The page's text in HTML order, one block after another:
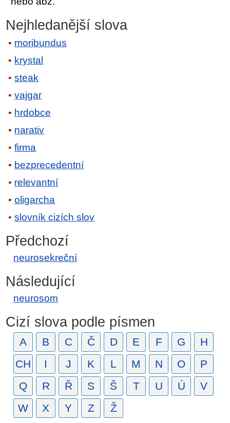
Nejhledanější slova
moribundus
krystal
steak
vajgar
hrdobce
narativ
firma
bezprecedentní
relevantní
oligarcha
slovník cizích slov
Předchozí
neurosekreční
Následující
neurosom
Cizí slova podle písmen
A B C Č D E F G
H
CH
I J K L M N O
P
Q
R Ř S Š T U Ú
V
W
X Y Z Ž